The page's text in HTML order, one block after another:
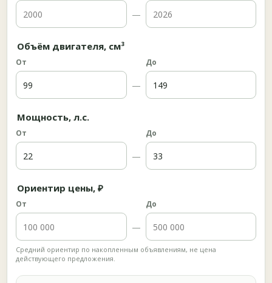
—
Объём двигателя, см³
От
—
До
Мощность, л.с.
От
—
До
Ориентир цены, ₽
От
—
До
Средний ориентир по накопленным объявлениям, не цена
действующего предложения.